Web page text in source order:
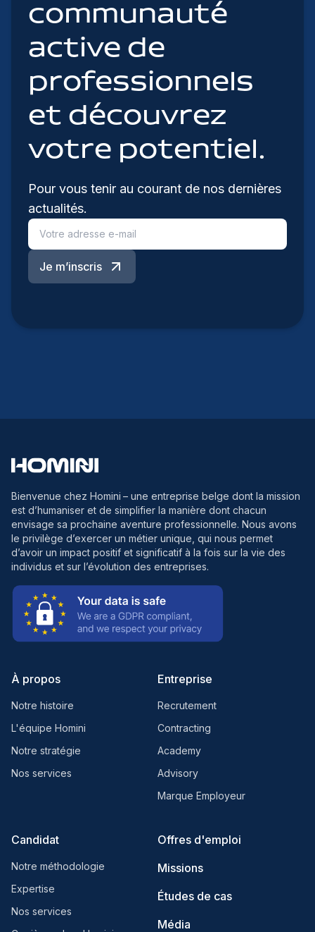
communauté
active de
professionnels
et découvrez
votre potentiel.
Pour vous tenir au courant de nos dernières
actualités.
Je m’inscris
Bienvenue chez Homini – une entreprise belge dont la mission
est d’humaniser et de simplifier la manière dont chacun
envisage sa prochaine aventure professionnelle. Nous avons
le privilège d’exercer un métier unique, qui nous permet
d’avoir un impact positif et significatif à la fois sur la vie des
individus et sur l’évolution des entreprises.
À propos
Notre histoire
L'équipe Homini
Notre stratégie
Nos services
Entreprise
Recrutement
Contracting
Academy
Advisory
Marque Employeur
Candidat
Notre méthodologie
Expertise
Nos services
Offres d'emploi
Missions
Études de cas
Média